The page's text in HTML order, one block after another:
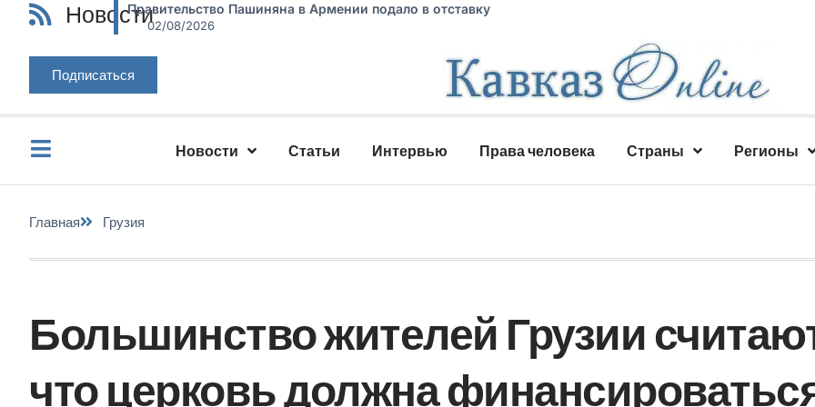
НовостиПравительство Пашиняна в Армении подало в отставку
02/08/2026
Подписаться
Новости Статьи Интервью Права человека Страны Регионы
Главная Грузия
Большинство жителей Грузии
что церковь должна